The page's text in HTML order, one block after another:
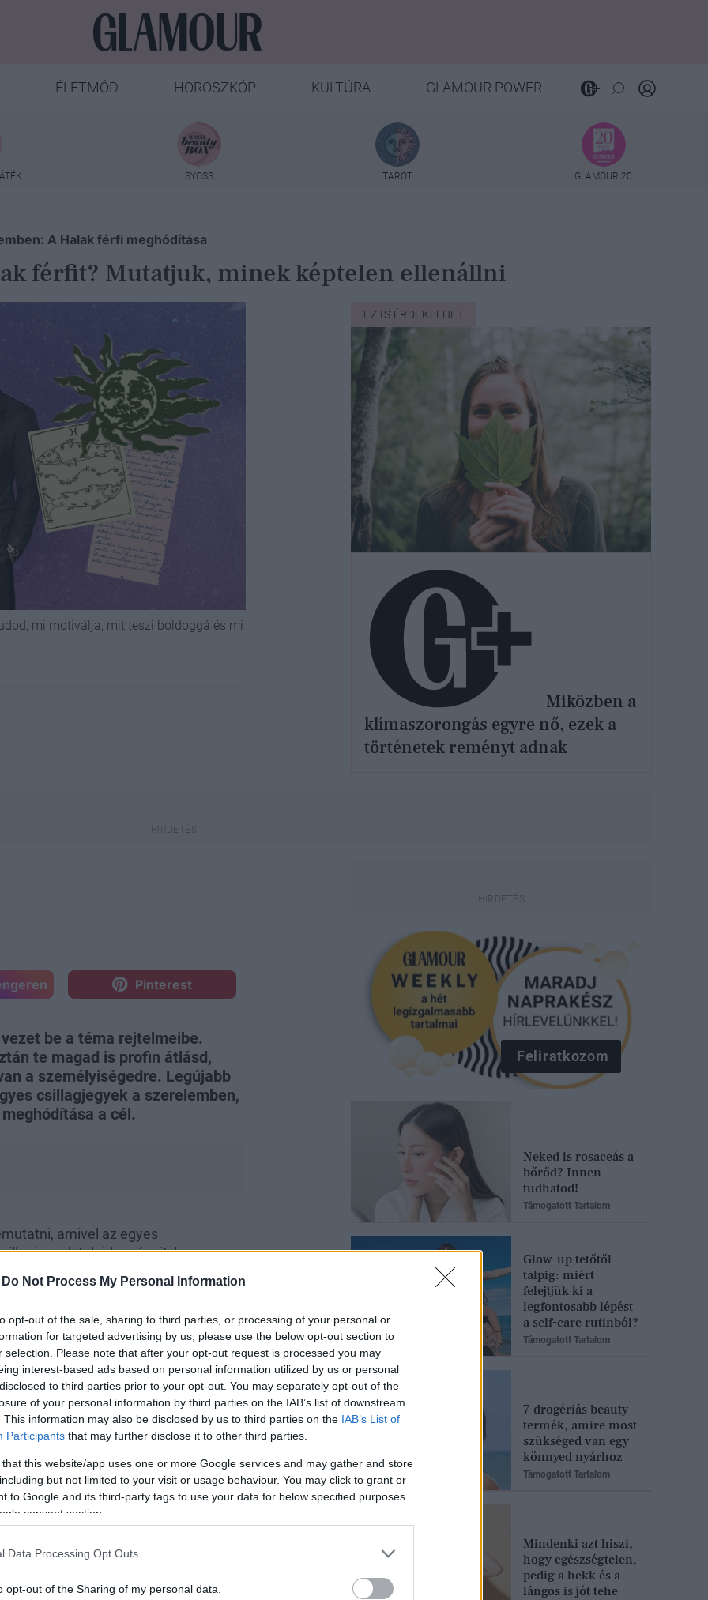
Do Not Process My Personal Information
opt-out of the sale, sharing to third parties, or processing of your personal or
for targeted advertising by us, please use the below opt-out section to
selection. Please note that after your opt-out request is processed you may
interest-based ads based on personal information utilized by us or personal
to third parties prior to your opt-out. You may separately opt-out of the
of your personal information by third parties on the IAB’s list of downstream
This information may also be disclosed by us to third parties on the IAB’s List of
Participants that may further disclose it to other third parties.
that this website/app uses one or more Google services and may gather and store
but not limited to your visit or usage behaviour. You may click to grant or
to Google and its third-party tags to use your data for below specified purposes
consent section.
Data Processing Opt Outs
opt-out of the Sharing of my personal data.
ÉLETMÓD HOROSZKÓP KULTÚRA GLAMOUR POWER
SYOSS TAROT GLAMOUR 20
A Halak férfi meghódítása
férfit? Mutatjuk, minek képtelen ellenállni
mi motiválja, mit teszi boldoggá és mi
EZ IS ÉRDEKELHET
Miközben a
klímaszorongás egyre nő, ezek a
történetek reményt adnak
Pinterest
be a téma rejtelmeibe.
te magad is profin átlásd,
a személyiségedre. Legújabb
csillagjegyek a szerelemben,
a cél.
amivel az egyes
tulajdonságait, legyen ez
helyzetben megoldást találni,
harmonikusabb kapcsolatban
de igenis fontos, hogy
nőiességünket. Mindig felhívom
a képletből, kerek egészben kell
idővel azzá akar válni.
a jegy sajátosságai, de 30
fejlődés felé. És akkor most nézzük,
első, a második és a harmadik
férfi és mire
Feliratkozom
Neked is rosaceás a
bőrőd? Innen
tudhatod!
Támogatott Tartalom
Glow-up tetőtől
talpig: miért
felejtjük ki a
legfontosabb lépést
a self-care rutinból?
Támogatott Tartalom
7 drogériás beauty
termék, amire most
szükséged van egy
könnyed nyárhoz
Támogatott Tartalom
Mindenki azt hiszi,
hogy egészségtelen,
pedig a hekk és a
lángos is jót tehe